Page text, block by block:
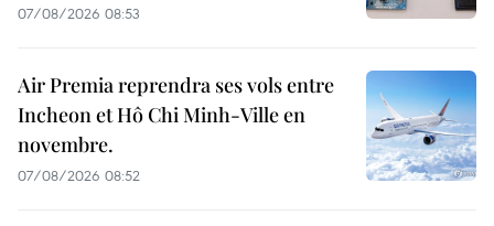
07/08/2026 08:53
Air Premia reprendra ses vols entre
Incheon et Hô Chi Minh-Ville en
novembre.
07/08/2026 08:52